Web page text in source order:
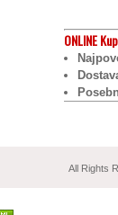
ONLINE
All Rights